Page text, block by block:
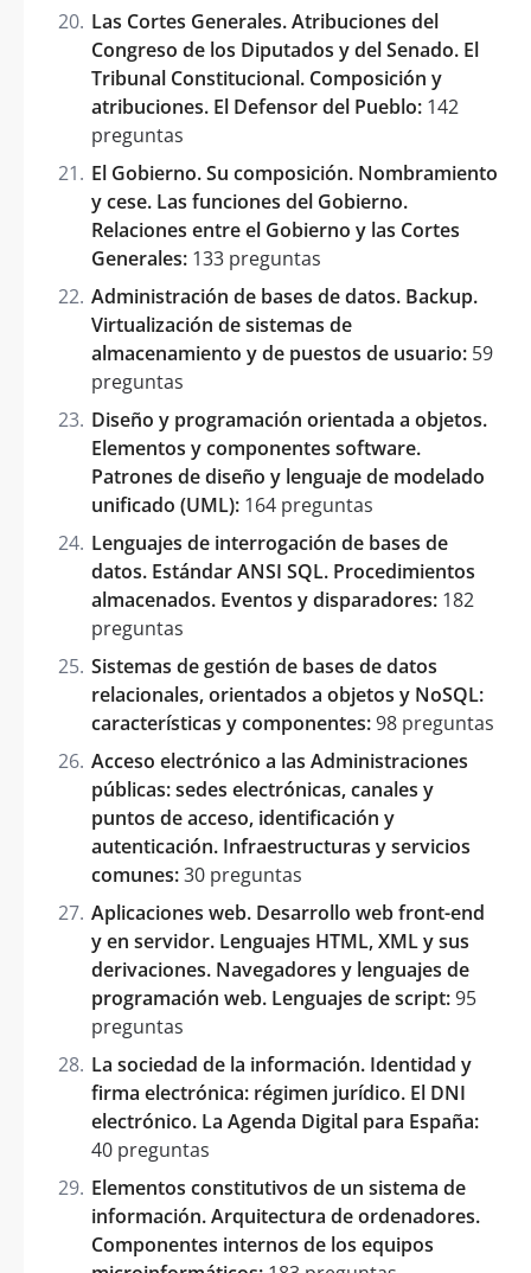
Las Cortes Generales. Atribuciones del
Congreso de los Diputados y del Senado. El
Tribunal Constitucional. Composición y
atribuciones. El Defensor del Pueblo: 142
preguntas
El Gobierno. Su composición. Nombramiento
y cese. Las funciones del Gobierno.
Relaciones entre el Gobierno y las Cortes
Generales: 133 preguntas
Administración de bases de datos. Backup.
Virtualización de sistemas de
almacenamiento y de puestos de usuario: 59
preguntas
Diseño y programación orientada a objetos.
Elementos y componentes software.
Patrones de diseño y lenguaje de modelado
unificado (UML): 164 preguntas
Lenguajes de interrogación de bases de
datos. Estándar ANSI SQL. Procedimientos
almacenados. Eventos y disparadores: 182
preguntas
Sistemas de gestión de bases de datos
relacionales, orientados a objetos y NoSQL:
características y componentes:98 preguntas
Acceso electrónico a las Administraciones
públicas: sedes electrónicas, canales y
puntos de acceso, identificación y
autenticación. Infraestructuras y servicios
comunes:30 preguntas
Aplicaciones web. Desarrollo web front-end
y en servidor. Lenguajes HTML, XML y sus
derivaciones. Navegadores y lenguajes de
programación web. Lenguajes de script:95
preguntas
La sociedad de la información. Identidad y
firma electrónica: régimen jurídico. El DNI
electrónico. La Agenda Digital para España:
40 preguntas
Elementos constitutivos de un sistema de
información. Arquitectura de ordenadores.
Componentes internos de los equipos